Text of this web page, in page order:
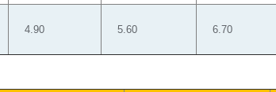
4.90 5.60 6.70